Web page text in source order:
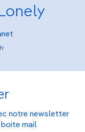
notre newsletter
mail